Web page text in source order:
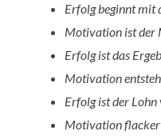
Erfolg beginnt mit
Motivation ist der
Erfolg ist das
Motivation
Erfolg ist der
Motivation